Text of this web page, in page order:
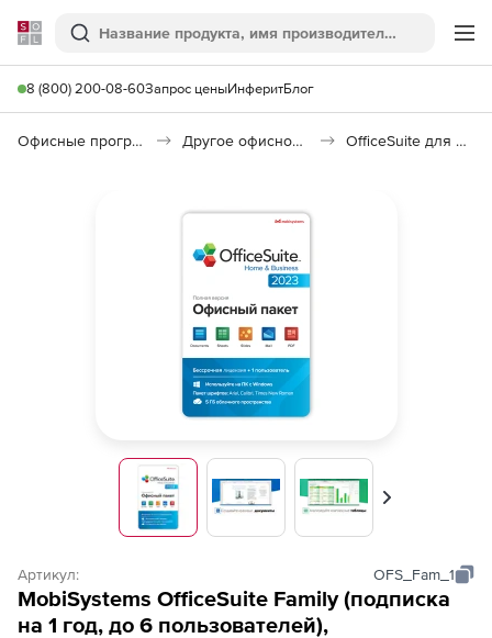
Softline
Поиск
8 (800) 200-08-60Запрос ценыИнферитБлог
Офисные программы Другое офисное ПО OfficeSuite для семьи
Вперед
Артикул: OFS_Fam_1
MobiSystems OfficeSuite Family (подписка
на 1 год, до 6 пользователей),